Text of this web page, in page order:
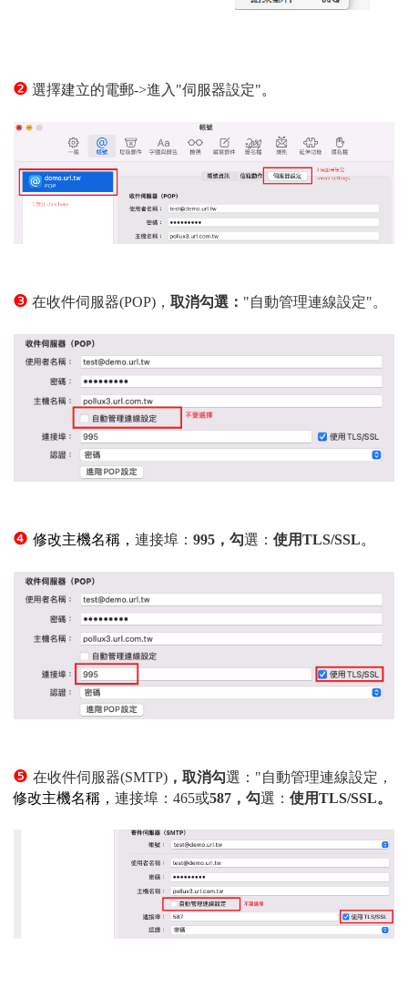
❷ 選擇建立的電郵->進入"伺服器設定"。
❸ 在收件伺服器(POP)， 取消勾選： "自動管理連線設定"。
❹ 修改主機名稱， 連接埠： 995，勾選： 使用TLS/SSL。
❺ 在收件伺服器(SMTP) ，取消勾選："自動管理連線設定，
修改主機名稱， 連接埠：465或587，勾選： 使用TLS/SSL。